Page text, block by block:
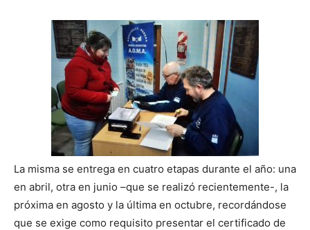
La misma se entrega en cuatro etapas durante el año: una
en abril, otra en junio –que se realizó recientemente-, la
próxima en agosto y la última en octubre, recordándose
que se exige como requisito presentar el certificado de